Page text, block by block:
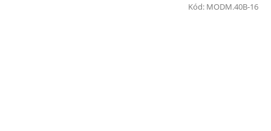
Kód: MODM.40B-16